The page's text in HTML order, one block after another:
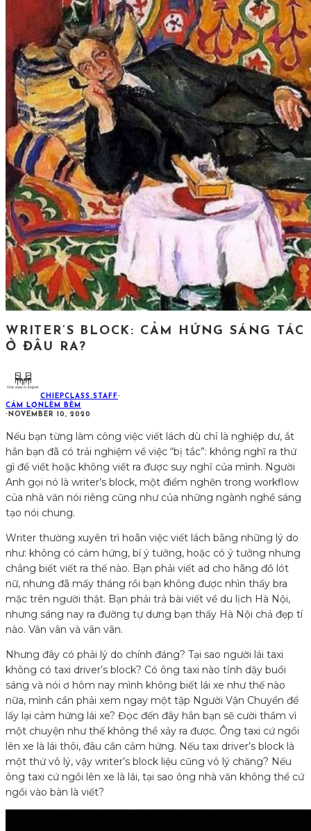
WRITER’S BLOCK: CẢM HỨNG SÁNG TÁC
Ở ĐÂU RA?
CHIEPCLASS.STAFF·
CÁM LỢNLÈM BÈM
·NOVEMBER 10, 2020
Nếu bạn từng làm công việc viết lách dù chỉ là nghiệp dư, ắt
hẳn bạn đã có trải nghiệm về việc “bị tắc”: không nghĩ ra thứ
gì để viết hoặc không viết ra được suy nghĩ của mình. Người
Anh gọi nó là writer’s block, một điểm nghẽn trong workflow
của nhà văn nói riêng cũng như của những ngành nghề sáng
tạo nói chung.
Writer thường xuyên trì hoãn việc viết lách bằng những lý do
như: không có cảm hứng, bí ý tưởng, hoặc có ý tưởng nhưng
chẳng biết viết ra thế nào. Bạn phải viết ad cho hãng đồ lót
nữ, nhưng đã mấy tháng rồi bạn không được nhìn thấy bra
mặc trên người thật. Bạn phải trả bài viết về du lịch Hà Nội,
nhưng sáng nay ra đường tự dưng bạn thấy Hà Nội chả đẹp tí
nào. Vân vân và vân vân.
Nhưng đây có phải lý do chính đáng? Tại sao người lái taxi
không có taxi driver’s block? Có ông taxi nào tỉnh dậy buổi
sáng và nói ơ hôm nay mình không biết lái xe như thế nào
nữa, mình cần phải xem ngay một tập Người Vận Chuyển để
lấy lại cảm hứng lái xe? Đọc đến đây hẳn bạn sẽ cười thầm vì
một chuyện như thế không thể xảy ra được. Ông taxi cứ ngồi
lên xe là lái thôi, đâu cần cảm hứng. Nếu taxi driver’s block là
một thứ vô lý, vậy writer’s block liệu cũng vô lý chăng? Nếu
ông taxi cứ ngồi lên xe là lái, tại sao ông nhà văn không thể cứ
ngồi vào bàn là viết?